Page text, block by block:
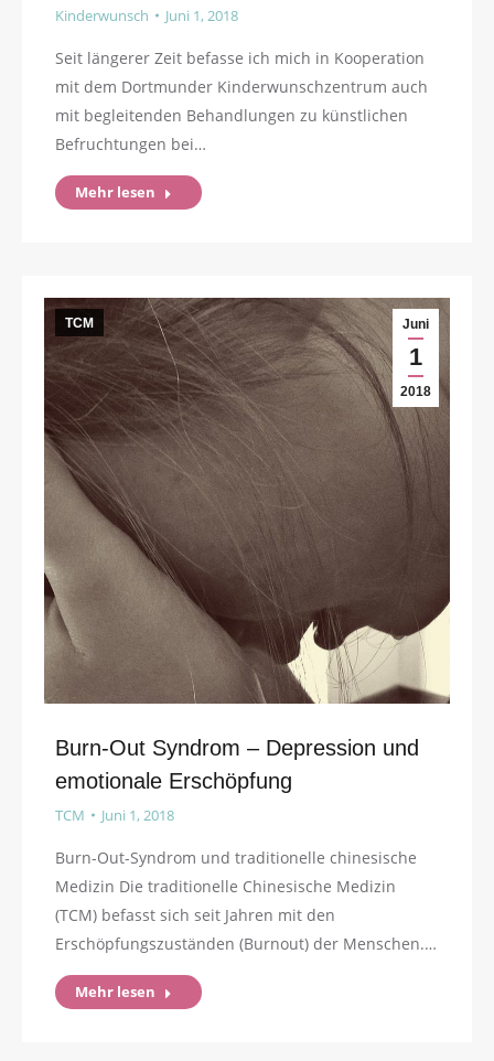
Kinderwunsch Juni 1, 2018
Seit längerer Zeit befasse ich mich in Kooperation
mit dem Dortmunder Kinderwunschzentrum auch
mit begleitenden Behandlungen zu künstlichen
Befruchtungen bei…
Mehr lesen
Juni
1
2018
TCM
Burn-Out Syndrom – Depression und
emotionale Erschöpfung
TCM Juni 1, 2018
Burn-Out-Syndrom und traditionelle chinesische
Medizin Die traditionelle Chinesische Medizin
(TCM) befasst sich seit Jahren mit den
Erschöpfungszuständen (Burnout) der Menschen.…
Mehr lesen